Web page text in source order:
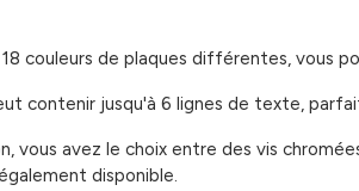
18 couleurs de plaques différentes, vous
contenir jusqu'à 6 lignes de texte,
vous avez le choix entre des vis
disponible.